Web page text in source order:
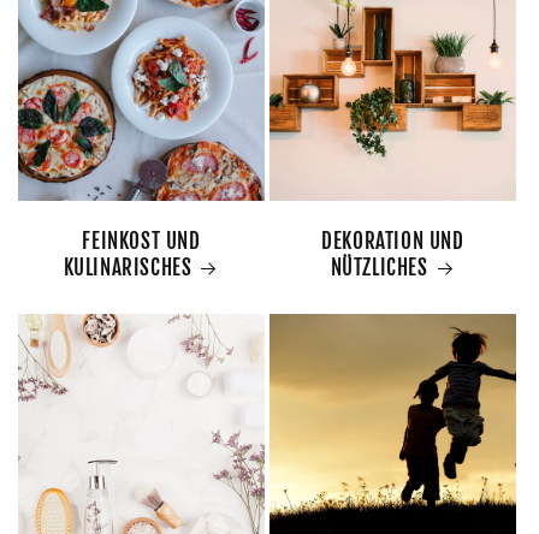
FEINKOST UND
KULINARISCHES
DEKORATION UND
NÜTZLICHES